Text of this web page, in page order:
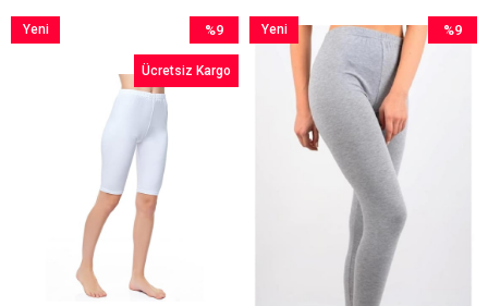
%9
İndirim
%9İndirim
Ücretsiz Kargo
Yeni
%9
Yeni